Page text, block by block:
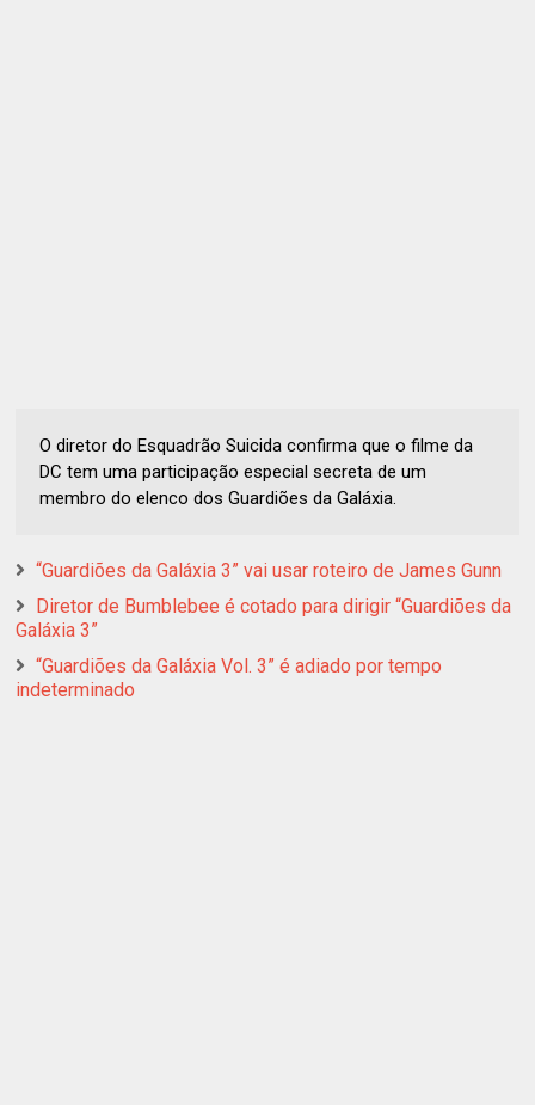
O diretor do Esquadrão Suicida confirma que o filme da
DC tem uma participação especial secreta de um
membro do elenco dos Guardiões da Galáxia.
“Guardiões da Galáxia 3” vai usar roteiro de James Gunn
Diretor de Bumblebee é cotado para dirigir “Guardiões da
Galáxia 3”
“Guardiões da Galáxia Vol. 3” é adiado por tempo
indeterminado